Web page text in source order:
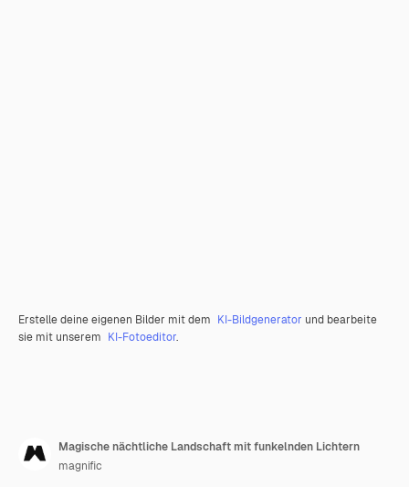
Erstelle deine eigenen Bilder mit dem KI-Bildgenerator und bearbeite
sie mit unserem KI-Fotoeditor.
Magische nächtliche Landschaft mit funkelnden Lichtern
magnific